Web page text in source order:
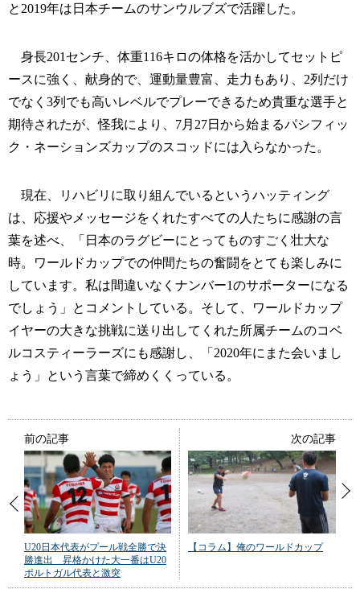
と2019年は日本チームのサンウルブズで活躍した。
身長201センチ、体重116キロの体格を活かしてセットピ
ースに強く、献身的で、運動量豊富、走力もあり、2列だけ
でなく3列でも高いレベルでプレーできるため貴重な選手と
期待されたが、怪我により、7月27日から始まるパシフィッ
ク・ネーションズカップのスコッドには入らなかった。
現在、リハビリに取り組んでいるというハッティング
は、応援やメッセージをくれたすべての人たちに感謝の言
葉を述べ、「日本のラグビーにとってものすごく壮大な
時。ワールドカップでの仲間たちの奮闘をとても楽しみに
しています。私は間違いなくナンバー1のサポーターになる
でしょう」とコメントしている。そして、ワールドカップ
イヤーの大きな挑戦に送り出してくれた所属チームのコベ
ルコスティーラーズにも感謝し、「2020年にまた会いまし
ょう」という言葉で締めくくっている。
前の記事
U20日本代表がプール戦全勝で決
勝進出 昇格かけた大一番はU20
ポルトガル代表と激突
次の記事
【コラム】俺のワールドカップ